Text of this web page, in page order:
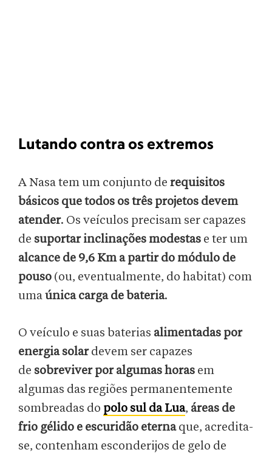
Lutando contra os extremos
A Nasa tem um conjunto de requisitos
básicos que todos os três projetos devem
atender. Os veículos precisam ser capazes
de suportar inclinações modestas e ter um
alcance de 9,6 Km a partir do módulo de
pouso (ou, eventualmente, do habitat) com
umaúnica carga de bateria.
O veículo e suas baterias alimentadas por
energia solardevem ser capazes
de sobreviver por algumas horas em
algumas das regiões permanentemente
sombreadas do polo sul da Lua, áreas de
frio gélido e escuridão eternaque, acredita-
se, contenham esconderijos de gelo de